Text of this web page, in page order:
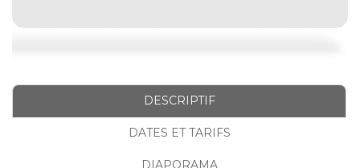
DESCRIPTIF
DATES ET TARIFS
DIAPORAMA